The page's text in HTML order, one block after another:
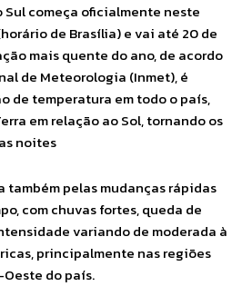
Sul começa oficialmente neste
de Brasília) e vai até 20 de
mais quente do ano, de acordo
de Meteorologia (Inmet), é
de temperatura em todo o país,
em relação ao Sol, tornando os
noites
também pelas mudanças rápidas
com chuvas fortes, queda de
variando de moderada à
principalmente nas regiões
do país.